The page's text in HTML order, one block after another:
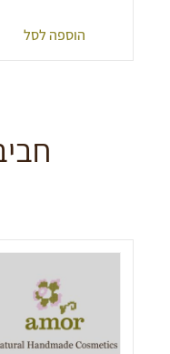
הוספה לסל